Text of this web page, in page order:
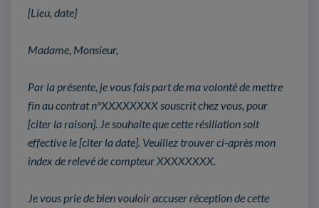
[Lieu, date]
Madame, Monsieur,
Par la présente, je vous fais part de ma volonté de mettre
fin au contrat n°XXXXXXXX souscrit chez vous, pour
[citer la raison]. Je souhaite que cette résiliation soit
effective le [citer la date]. Veuillez trouver ci-après mon
index de relevé de compteur XXXXXXXX.
Je vous prie de bien vouloir accuser réception de cette